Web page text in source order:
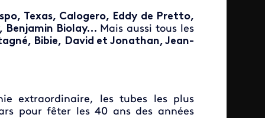
Texas, Calogero, Eddy de Pretto,
Benjamin Biolay… Mais aussi tous les
Bibie, David et Jonathan, Jean-
extraordinaire, les tubes les plus
pour fêter les 40 ans des années